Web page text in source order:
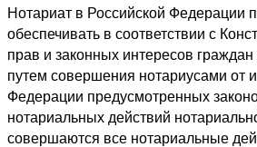
Нотариат в Российской Федерации
обеспечивать в соответствии с
прав и законных интересов
путем совершения нотариусами от
Федерации предусмотренных
нотариальных действий
совершаются все нотариальные